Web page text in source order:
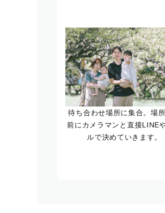
待ち合わせ場所に集合。場
前にカメラマンと直接LINE
ルで決めていきます。